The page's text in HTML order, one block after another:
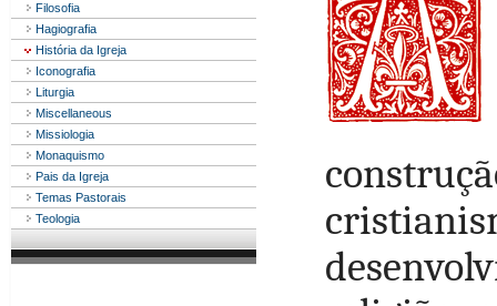
Filosofia
Hagiografia
História da Igreja
Iconografia
Liturgia
Miscellaneous
Missiologia
Monaquismo
Pais da Igreja
Temas Pastorais
Teologia